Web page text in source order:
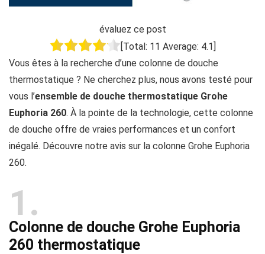
évaluez ce post
[Total: 11 Average: 4.1]
Vous êtes à la recherche d’une colonne de douche
thermostatique ? Ne cherchez plus, nous avons testé pour
vous l’ensemble de douche thermostatique Grohe
Euphoria 260. À la pointe de la technologie, cette colonne
de douche offre de vraies performances et un confort
inégalé. Découvre notre avis sur la colonne Grohe Euphoria
260.
1
Colonne de douche Grohe Euphoria
260 thermostatique